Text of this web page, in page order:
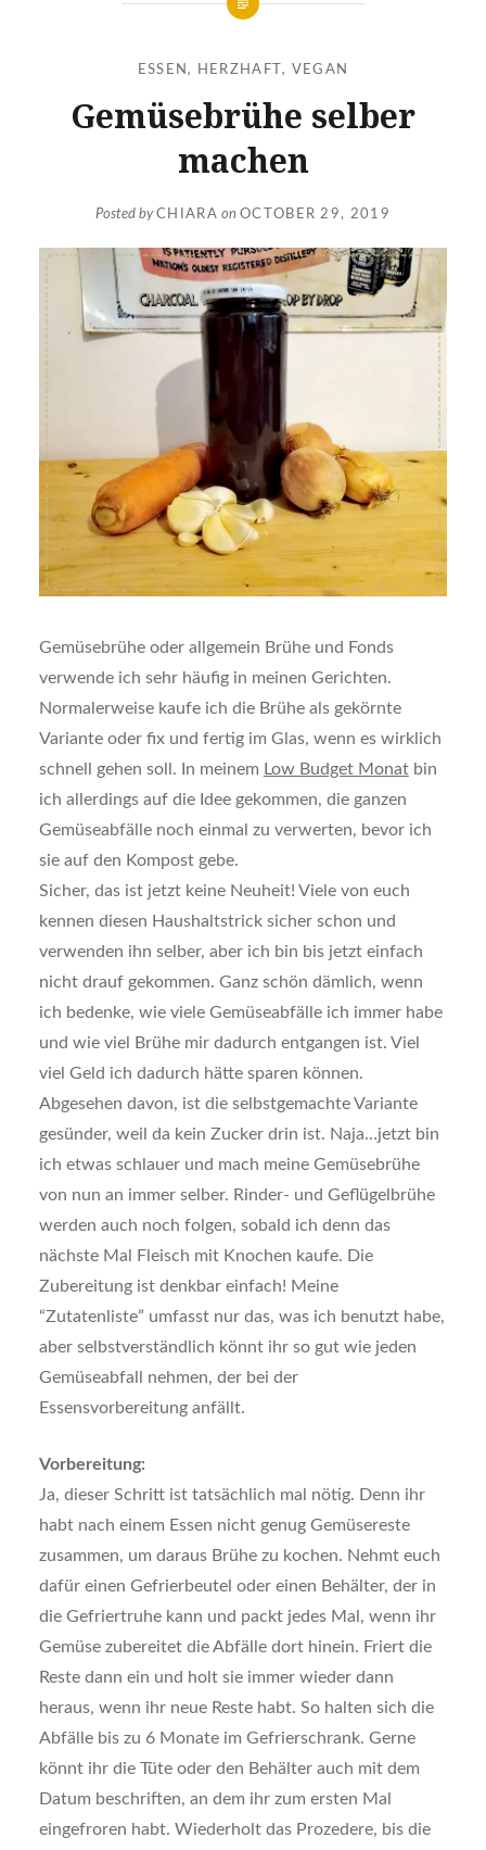
ESSEN, HERZHAFT, VEGAN
Gemüsebrühe selber
machen
Posted byCHIARA on OCTOBER 29, 2019
Gemüsebrühe oder allgemein Brühe und Fonds
verwende ich sehr häufig in meinen Gerichten.
Normalerweise kaufe ich die Brühe als gekörnte
Variante oder fix und fertig im Glas, wenn es wirklich
schnell gehen soll. In meinem Low Budget Monatbin
ich allerdings auf die Idee gekommen, die ganzen
Gemüseabfälle noch einmal zu verwerten, bevor ich
sie auf den Kompost gebe.
Sicher, das ist jetzt keine Neuheit! Viele von euch
kennen diesen Haushaltstrick sicher schon und
verwenden ihn selber, aber ich bin bis jetzt einfach
nicht drauf gekommen. Ganz schön dämlich, wenn
ich bedenke, wie viele Gemüseabfälle ich immer habe
und wie viel Brühe mir dadurch entgangen ist. Viel
viel Geld ich dadurch hätte sparen können.
Abgesehen davon, ist die selbstgemachte Variante
gesünder, weil da kein Zucker drin ist. Naja…jetzt bin
ich etwas schlauer und mach meine Gemüsebrühe
von nun an immer selber. Rinder- und Geflügelbrühe
werden auch noch folgen, sobald ich denn das
nächste Mal Fleisch mit Knochen kaufe. Die
Zubereitung ist denkbar einfach! Meine
“Zutatenliste” umfasst nur das, was ich benutzt habe,
aber selbstverständlich könnt ihr so gut wie jeden
Gemüseabfall nehmen, der bei der
Essensvorbereitung anfällt.
Vorbereitung:
Ja, dieser Schritt ist tatsächlich mal nötig. Denn ihr
habt nach einem Essen nicht genug Gemüsereste
zusammen, um daraus Brühe zu kochen. Nehmt euch
dafür einen Gefrierbeutel oder einen Behälter, der in
die Gefriertruhe kann und packt jedes Mal, wenn ihr
Gemüse zubereitet die Abfälle dort hinein. Friert die
Reste dann ein und holt sie immer wieder dann
heraus, wenn ihr neue Reste habt. So halten sich die
Abfälle bis zu 6 Monate im Gefrierschrank. Gerne
könnt ihr die Tüte oder den Behälter auch mit dem
Datum beschriften, an dem ihr zum ersten Mal
eingefroren habt. Wiederholt das Prozedere, bis die